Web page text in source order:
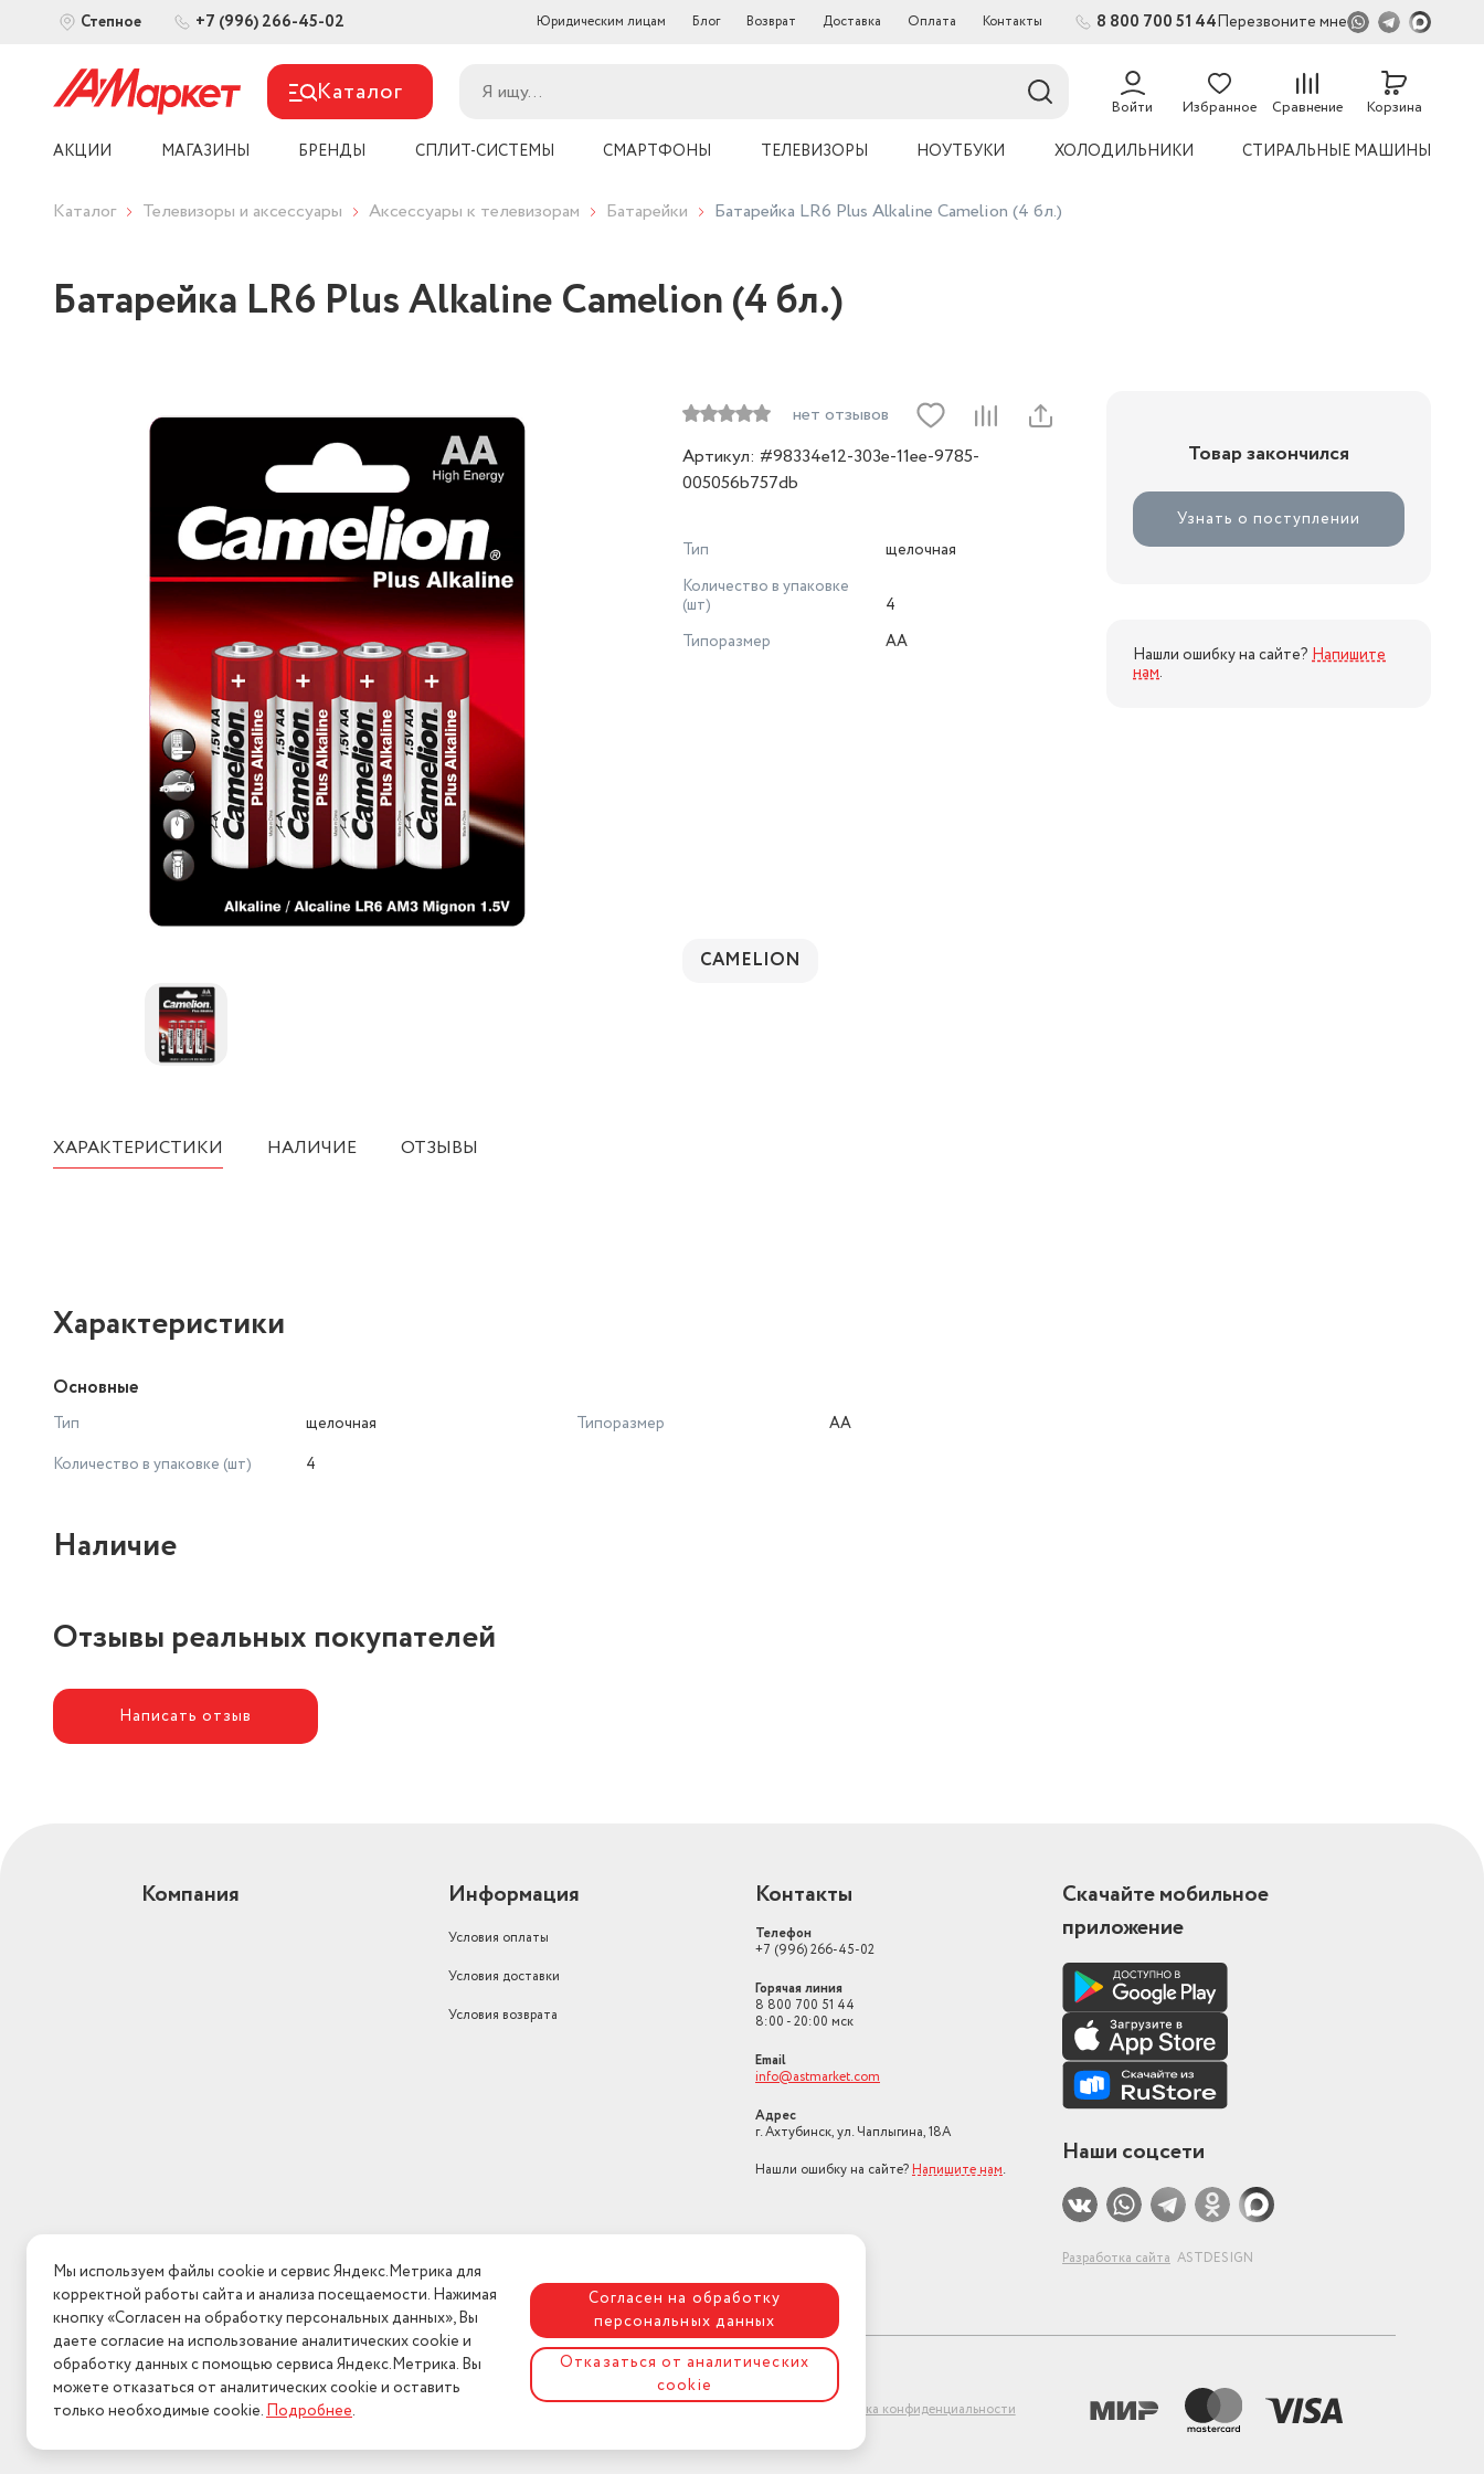
Степное +7 (996) 266-45-02 Юридическим лицам Блог Возврат Доставка Оплата Контакты 8 800 700 51 44Перезвоните мне
Каталог Войти Избранное Сравнение Корзина
АКЦИИ МАГАЗИНЫ БРЕНДЫ СПЛИТ-СИСТЕМЫ СМАРТФОНЫ ТЕЛЕВИЗОРЫ НОУТБУКИ ХОЛОДИЛЬНИКИ СТИРАЛЬНЫЕ МАШИНЫ
Каталог Телевизоры и аксессуары Аксессуары к телевизорам Батарейки Батарейка LR6 Plus Alkaline Camelion (4 бл.)
Батарейка LR6 Plus Alkaline Camelion (4 бл.)
нет отзывов
Артикул: #98334e12-303e-11ee-9785-
005056b757db
Тип
щелочная
Количество в упаковке
(шт)
4
Типоразмер
AA
CAMELION
Товар закончился
Узнать о поступлении
Нашли ошибку на сайте? Напишите
нам.
ХАРАКТЕРИСТИКИ НАЛИЧИЕ ОТЗЫВЫ
Характеристики
Основные
Тип
щелочная
Количество в упаковке (шт)
4
Типоразмер AA
Наличие
Отзывы реальных покупателей
Написать отзыв
Компания Информация
Условия оплаты
Условия доставки
Условия возврата
Контакты
Телефон
+7 (996) 266-45-02
Горячая линия
8 800 700 51 44
8:00 - 20:00 мск
Email
info@astmarket.com
Адрес
г. Ахтубинск, ул. Чаплыгина, 18А
Нашли ошибку на сайте? Напишите нам.
Скачайте мобильное
приложение
Наши соцсети
Разработка сайта ASTDESIGN
Политика конфиденциальности
Мы используем файлы cookie и сервис Яндекс.Метрика для
корректной работы сайта и анализа посещаемости. Нажимая
кнопку «Согласен на обработку персональных данных», Вы
даете согласие на использование аналитических cookie и
обработку данных с помощью сервиса Яндекс.Метрика. Вы
можете отказаться от аналитических cookie и оставить
только необходимые cookie.Подробнее.
Согласен на обработку
персональных данных
Отказаться от аналитических
cookie